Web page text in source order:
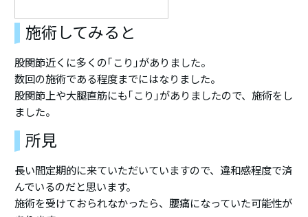
施術してみると
股関節近くに多くの｢こり｣がありました。
数回の施術である程度までにはなりました。
股関節上や大腿直筋にも｢こり｣がありましたので、施術をし
ました。
所見
長い間定期的に来ていただいていますので、違和感程度で済
んでいるのだと思います。
施術を受けておられなかったら、腰痛になっていた可能性が